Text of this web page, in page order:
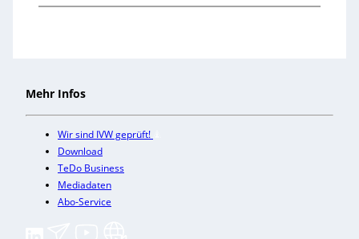
Mehr Infos
Wir sind IVW geprüft!
Download
TeDo Business
Mediadaten
Abo-Service